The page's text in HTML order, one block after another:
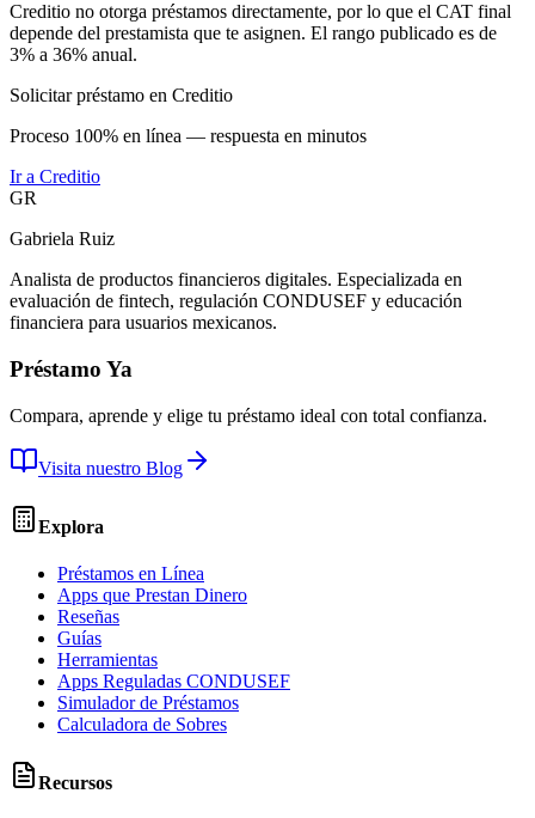
Creditio no otorga préstamos directamente, por lo que el CAT final
depende del prestamista que te asignen. El rango publicado es de
3% a 36% anual.
Solicitar préstamo en Creditio
Proceso 100% en línea — respuesta en minutos
Ir a Creditio
GR
Gabriela Ruiz
Analista de productos financieros digitales. Especializada en
evaluación de fintech, regulación CONDUSEF y educación
financiera para usuarios mexicanos.
Préstamo Ya
Compara, aprende y elige tu préstamo ideal con total confianza.
Visita nuestro Blog
Explora
Préstamos en Línea
Apps que Prestan Dinero
Reseñas
Guías
Herramientas
Apps Reguladas CONDUSEF
Simulador de Préstamos
Calculadora de Sobres
Recursos